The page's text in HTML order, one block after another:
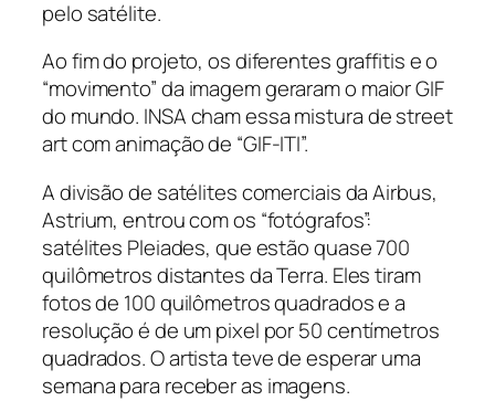
pelo satélite.
Ao fim do projeto, os diferentes graffitis e o
“movimento” da imagem geraram o maior GIF
do mundo. INSA cham essa mistura de street
art com animação de “GIF-ITI”.
A divisão de satélites comerciais da Airbus,
Astrium, entrou com os “fotógrafos”:
satélites Pleiades, que estão quase 700
quilômetros distantes da Terra. Eles tiram
fotos de 100 quilômetros quadrados e a
resolução é de um pixel por 50 centímetros
quadrados. O artista teve de esperar uma
semana para receber as imagens.